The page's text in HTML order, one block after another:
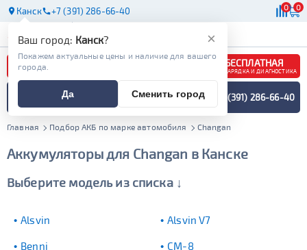
Канск +7 (391) 286-66-40 0 0
АКБ
БЕСПЛАТНАЯ
ЗАРЯДКА И ДИАГНОСТИКА
ПОДБОР АККУМУЛЯТОРА
СПЕЦИАЛИСТОМ +7 (391) 286-66-40
Главная Подбор АКБ по марке автомобиля Changan
Аккумуляторы для Changan в Канске
Выберите модель из списка ↓
Alsvin Alsvin V7
Benni CM-8
×
Ваш город: Канск?
Покажем актуальные цены и наличие для вашего
города.
Да Сменить город